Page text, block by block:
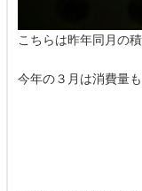
こちらは昨年同月の積
今年の３月は消費量